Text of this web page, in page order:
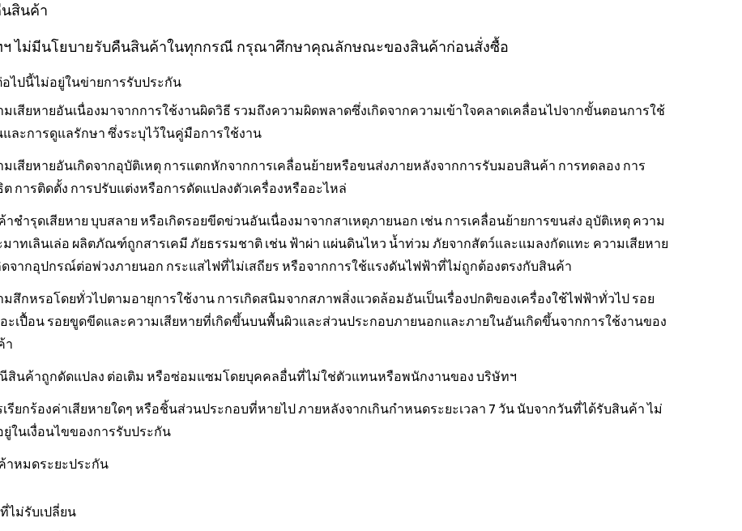
สินค้า
ไม่มีนโยบายรับคืนสินค้าในทุกกรณี กรุณาศึกษาคุณลักษณะของสินค้าก่อนสั่งซื้อ
ไปนี้ไม่อยู่ในข่ายการรับประกัน
มเสียหายอันเนื่องมาจากการใช้งานผิดวิธี รวมถึงความผิดพลาดซึ่งเกิดจากความเข้าใจคลาดเคลื่อนไปจากขั้นตอนการใช้
และการดูแลรักษา ซึ่งระบุไว้ในคู่มือการใช้งาน
มเสียหายอันเกิดจากอุบัติเหตุ การแตกหักจากการเคลื่อนย้ายหรือขนส่งภายหลังจากการรับมอบสินค้า การทดลอง การ
ต การติดตั้ง การปรับแต่งหรือการดัดแปลงตัวเครื่องหรืออะไหล่
าชำรุดเสียหาย บุบสลาย หรือเกิดรอยขีดข่วนอันเนื่องมาจากสาเหตุภายนอก เช่น การเคลื่อนย้ายการขนส่ง อุบัติเหตุ ความ
มาทเลินเล่อ ผลิตภัณฑ์ถูกสารเคมี ภัยธรรมชาติ เช่น ฟ้าผ่า แผ่นดินไหว น้ำท่วม ภัยจากสัตว์และแมลงกัดแทะ ความเสียหาย
ดจากอุปกรณ์ต่อพ่วงภายนอก กระแสไฟที่ไม่เสถียร หรือจากการใช้แรงดันไฟฟ้าที่ไม่ถูกต้องตรงกับสินค้า
มสึกหรอโดยทั่วไปตามอายุการใช้งาน การเกิดสนิมจากสภาพสิ่งแวดล้อมอันเป็นเรื่องปกติของเครื่องใช้ไฟฟ้าทั่วไป รอย
อะเปื้อน รอยขูดขีดและความเสียหายที่เกิดขึ้นบนพื้นผิวและส่วนประกอบภายนอกและภายในอันเกิดขึ้นจากการใช้งานของ
า
สินค้าถูกดัดแปลง ต่อเติม หรือซ่อมแซมโดยบุคคลอื่นที่ไม่ใช่ตัวแทนหรือพนักงานของ บริษัทฯ
เรียกร้องค่าเสียหายใดๆ หรือชิ้นส่วนประกอบที่หายไป ภายหลังจากเกินกำหนดระยะเวลา 7 วัน นับจากวันที่ได้รับสินค้า ไม่
ยู่ในเงื่อนไขของการรับประกัน
าหมดระยะประกัน
ไม่รับเปลี่ยน